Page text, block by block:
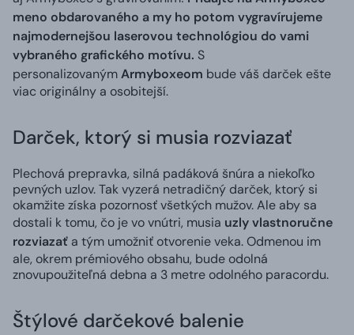
meno obdarovaného a my ho potom vygravírujeme
najmodernejšou laserovou technológiou do vami
vybraného grafického motívu. S
personalizovanýmArmyboxeom bude váš darček ešte
viac originálny a osobitejší.
Darček, ktorý si musia rozviazať
Plechová prepravka, silná padáková šnúra a niekoľko
pevných uzlov. Tak vyzerá netradičný darček, ktorý si
okamžite získa pozornosť všetkých mužov. Ale aby sa
dostali k tomu, čo je vo vnútri, musia uzly vlastnoručne
rozviazať a tým umožniť otvorenie veka. Odmenou im
ale, okrem prémiového obsahu, bude odolná
znovupoužiteľná debna a 3 metre odolného paracordu.
Štýlové darčekové balenie